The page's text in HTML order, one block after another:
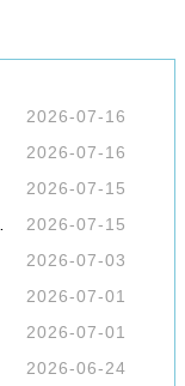
2026-07-16
2026-07-16
2026-07-15
2026-07-15
2026-07-03
2026-07-01
2026-07-01
2026-06-24